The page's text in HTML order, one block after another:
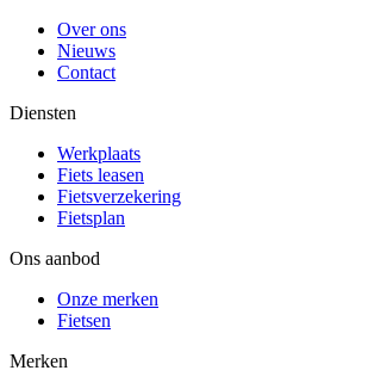
Over ons
Nieuws
Contact
Diensten
Werkplaats
Fiets leasen
Fietsverzekering
Fietsplan
Ons aanbod
Onze merken
Fietsen
Merken